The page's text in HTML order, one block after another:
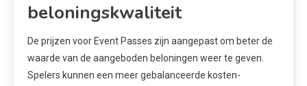
beloningskwaliteit
De prijzen voor Event Passes zijn aangepast om beter de
waarde van de aangeboden beloningen weer te geven.
Spelers kunnen een meer gebalanceerde kosten-